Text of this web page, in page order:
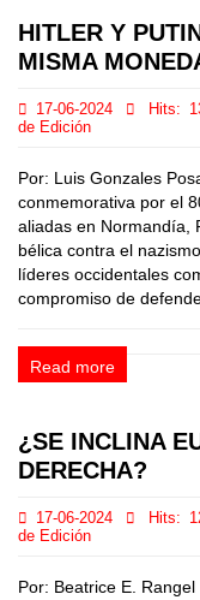
HITLER Y
MISMA
17-06-2024 Hits:
de Edición
Por: Luis Gonzales
conmemorativa por el
aliadas en Normandía,
bélica contra el
líderes occidentales
compromiso de
Read more
¿SE INCLINA
DERECHA?
17-06-2024 Hits:
de Edición
Por: Beatrice E.